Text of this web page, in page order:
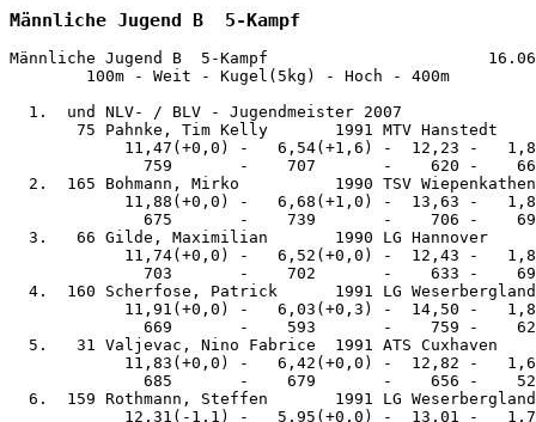
Männliche Jugend B  5-Kampf
Männliche Jugend B  5-Kampf
        100m - Weit - Kugel(5kg) - Hoch - 400m
  1.  und NLV- / BLV - Jugendmeister 2007
75 Pahnke, Tim Kelly       1991 MTV Hanstedt
11,47(+0,0) -   6,54(+1,6) -  12,23 -
759       -    707       -    620 -
2.  165 Bohmann, Mirko          1990 TSV
11,88(+0,0) -   6,68(+1,0) -  13,63 -
675       -    739       -    706 -
3.   66 Gilde, Maximilian       1990 LG Hannover
11,74(+0,0) -   6,52(+0,0) -  12,43 -
703       -    702       -    633 -
4.  160 Scherfose, Patrick      1991 LG
11,91(+0,0) -   6,03(+0,3) -  14,50 -
669       -    593       -    759 -
5.   31 Valjevac, Nino Fabrice  1991 ATS Cuxhaven
11,83(+0,0) -   6,42(+0,0) -  12,82 -
685       -    679       -    656 -
6.  159 Rothmann, Steffen       1991 LG
12,31(-1,1) -   5,95(+0,0) -  13,01 -